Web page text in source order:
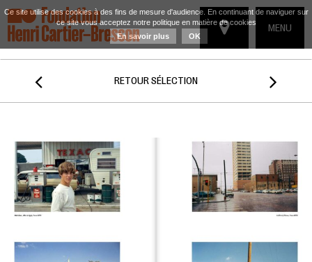
TOGGLE
MENU
 RETOUR SÉLECTION 
Ce site utilise des cookies à des fins de mesure d'audience. En continuant de naviguer sur
ce site vous acceptez notre politique en matière de cookies
En savoir plus
OK